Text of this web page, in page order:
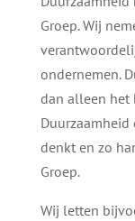
Groep. Wij
ondernemen.
dan alleen het
denkt en zo
Groep.
Wij letten